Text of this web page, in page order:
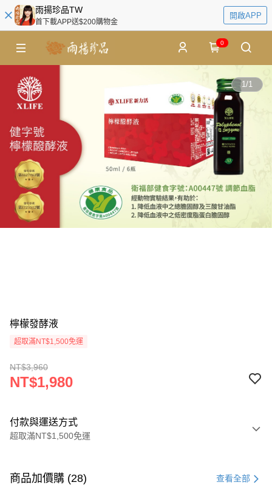
雨揚珍品TW
首下載APP送$200購物金
開啟APP
0
1/1
檸檬發酵液
超取滿NT$1,500免運
NT$3,960
NT$1,980
付款與運送方式
超取滿NT$1,500免運
信用卡一次付款
商品加價購 (28) 查看全部